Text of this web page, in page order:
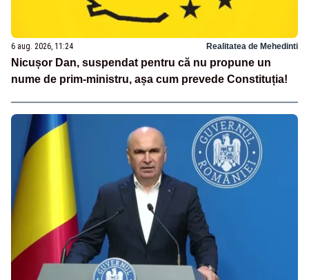
6 aug. 2026, 11:24 Realitatea de Mehedinti
Nicușor Dan, suspendat pentru că nu propune un
nume de prim-ministru, așa cum prevede Constituția!